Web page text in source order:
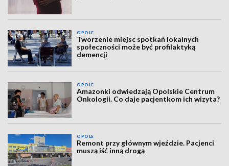
OPOLE
Tworzenie miejsc spotkań lokalnych
społeczności może być profilaktyką
demencji
OPOLE
Amazonki odwiedzają Opolskie Centrum
Onkologii. Co daje pacjentkom ich wizyta?
OPOLE
Remont przy głównym wjeździe. Pacjenci
muszą iść inną drogą